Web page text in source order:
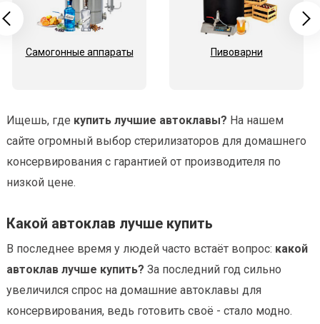
Самогонные аппараты Пивоварни
Ищешь, где купить лучшие автоклавы? На нашем
сайте огромный выбор стерилизаторов для домашнего
консервирования с гарантией от производителя по
низкой цене.
Какой автоклав лучше купить
В последнее время у людей часто встаёт вопрос: какой
автоклав лучше купить? За последний год сильно
увеличился спрос на домашние автоклавы для
консервирования, ведь готовить своё - стало модно.